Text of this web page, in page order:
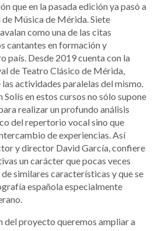
que en la pasada edición ya pasó a
Música de Mérida. Siete
como una de las citas
cantantes en formación y
país. Desde 2019 cuenta con la
de Teatro Clásico de Mérida,
actividades paralelas del mismo.
Solís en estos cursos no sólo supone
realizar un profundo análisis
del repertorio vocal sino que
de experiencias. Así
y director David García, confiere
un carácter que pocas veces
similares características y que se
española especialmente
del proyecto queremos ampliar a